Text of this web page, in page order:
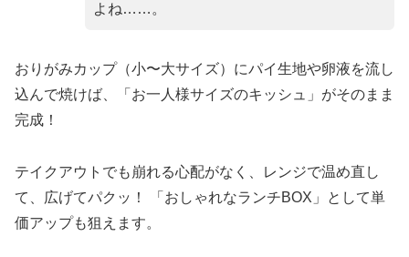
よね……。
おりがみカップ（小〜大サイズ）にパイ生地や卵液を流し
込んで焼けば、「お一人様サイズのキッシュ」がそのまま
完成！
テイクアウトでも崩れる心配がなく、レンジで温め直し
て、広げてパクッ！ 「おしゃれなランチBOX」として単
価アップも狙えます。